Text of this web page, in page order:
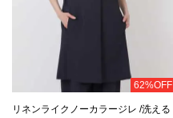
62%OFF
リネンライクノーカラージレ /洗える